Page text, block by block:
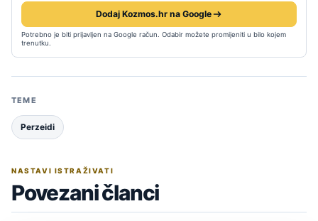
Dodaj Kozmos.hr na Google
Potrebno je biti prijavljen na Google račun. Odabir možete promijeniti u bilo kojem
trenutku.
TEME
Perzeidi
NASTAVI ISTRAŽIVATI
Povezani članci